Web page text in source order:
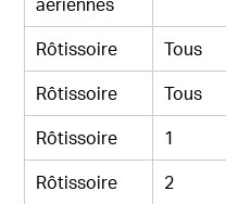
Rôtissoire Tous
Rôtissoire
Tous
Rôtissoire
1
Rôtissoire
2